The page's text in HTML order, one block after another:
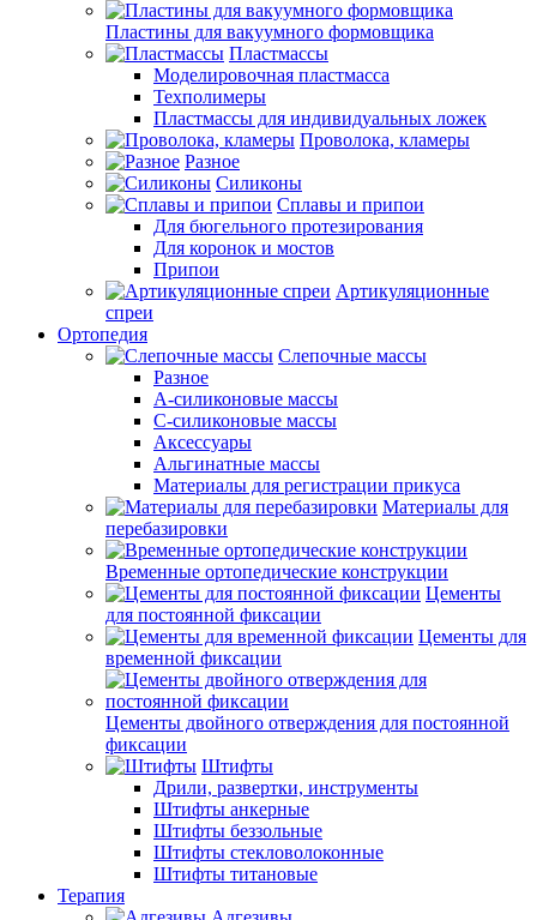
Пластины для вакуумного формовщика
Пластмассы
Моделировочная пластмасса
Техполимеры
Пластмассы для индивидуальных ложек
Проволока, кламеры
Разное
Силиконы
Сплавы и припои
Для бюгельного протезирования
Для коронок и мостов
Припои
Артикуляционные
спреи
Ортопедия
Слепочные массы
Разное
А-силиконовые массы
С-силиконовые массы
Аксессуары
Альгинатные массы
Материалы для регистрации прикуса
Материалы для
перебазировки
Временные ортопедические конструкции
Цементы
для постоянной фиксации
Цементы для
временной фиксации
Цементы двойного отверждения для постоянной
фиксации
Штифты
Дрили, развертки, инструменты
Штифты анкерные
Штифты беззольные
Штифты стекловолоконные
Штифты титановые
Терапия